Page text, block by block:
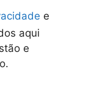
e
aqui
e